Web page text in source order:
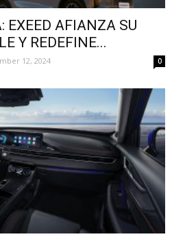
EXEED AFIANZA SU
Y REDEFINE...
12, 2024 0